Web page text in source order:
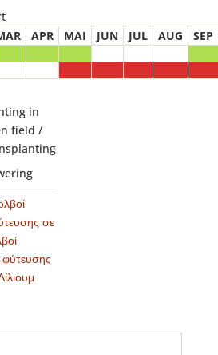
APR MAI JUN JUL AUG SEP
in
field /
σε